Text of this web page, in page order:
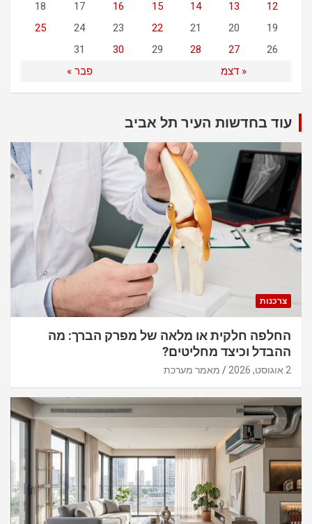
« דצמ פבר »
12
13
14
15
16
17
18
19
20
21
22
23
24
25
26
27
28
29
30
31
עוד בחדשות העיר תל אביב
צרכנות
החלפה חלקית או מלאה של מפרק הברך: מה
ההבדל וכיצד מחליטים?
2 אוגוסט, 2026 מאמר מערכת